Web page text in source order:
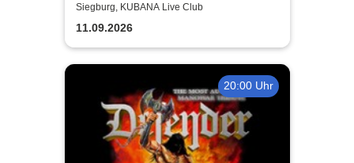
Siegburg, KUBANA Live Club
11.09.2026
20:00 Uhr